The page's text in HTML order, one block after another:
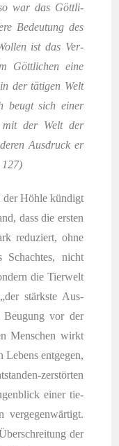
war das Gött­li­
Bedeu­tung des
ist das Ver­
Gött­li­chen eine
der täti­gen Welt
beugt sich einer
mit der Welt der
Aus­druck er
127)
Höh­le kün­digt
dass die ers­ten
redu­ziert, ohne
Schach­tes, nicht
die Tier­welt
stärks­te Aus­
Beu­gung vor der
Men­schen wirkt
Lebens ent­ge­gen,
zer­stör­ten
einer tie­
ver­ge­gen­wär­tigt.
der